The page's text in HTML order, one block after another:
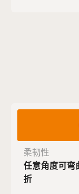
柔韧性
任意角度可弯
折